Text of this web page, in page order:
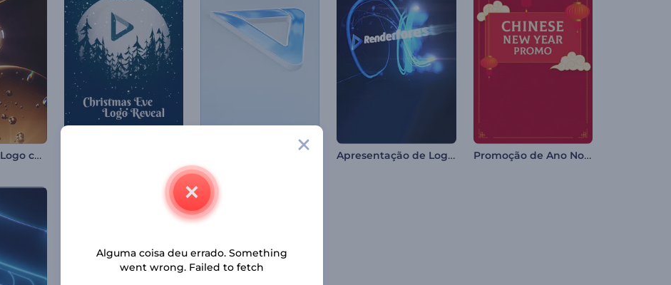
Revelação de Logo com Divisão em Bolhas Apresentação de Logo - Raio de Luz Veloz Promoção de Ano Novo Chinês
Alguma coisa deu errado. Something
went wrong. Failed to fetch